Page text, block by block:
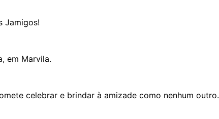
Jamigos!
em Marvila.
celebrar e brindar à amizade como nenhum outro.